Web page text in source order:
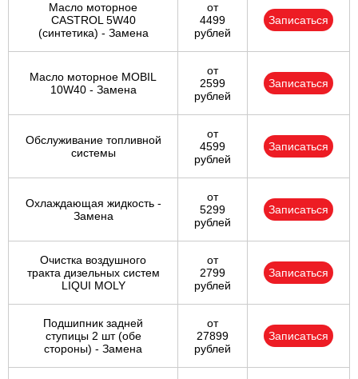
Масло моторное
CASTROL 5W40
(синтетика) - Замена
от
4499
рублей
Записаться
Масло моторное MOBIL
10W40 - Замена
от
2599
рублей
Записаться
Обслуживание топливной
системы
от
4599
рублей
Записаться
Охлаждающая жидкость -
Замена
от
5299
рублей
Записаться
Очистка воздушного
тракта дизельных систем
LIQUI MOLY
от
2799
рублей
Записаться
Подшипник задней
ступицы 2 шт (обе
стороны) - Замена
от
27899
рублей
Записаться